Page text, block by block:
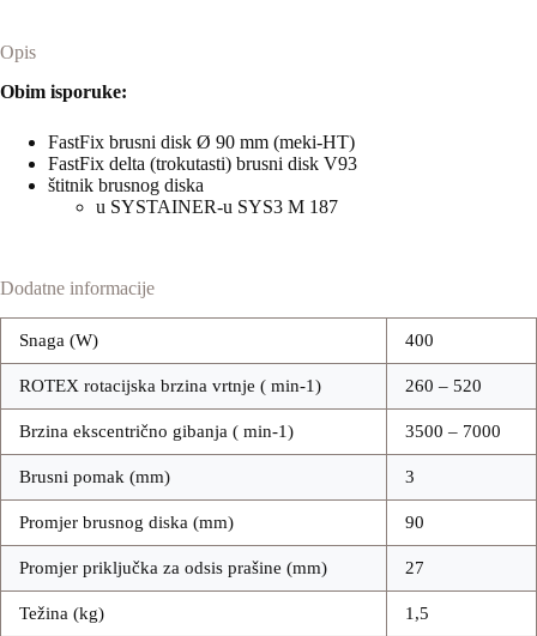
Opis
Obim isporuke:
FastFix brusni disk Ø 90 mm (meki-HT)
FastFix delta (trokutasti) brusni disk V93
štitnik brusnog diska
u SYSTAINER-u SYS3 M 187
Dodatne informacije
Snaga (W) 400
ROTEX rotacijska brzina vrtnje ( min-1) 260 – 520
Brzina ekscentrično gibanja ( min-1) 3500 – 7000
Brusni pomak (mm) 3
Promjer brusnog diska (mm) 90
Promjer priključka za odsis prašine (mm) 27
Težina (kg) 1,5